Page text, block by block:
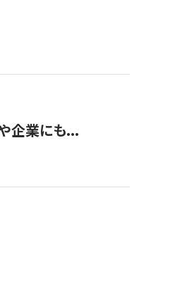
企業にも...